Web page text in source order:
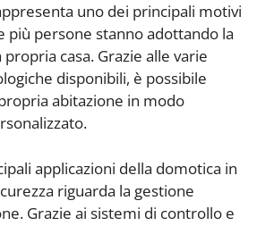
uno dei principali motivi
più persone stanno adottando la
casa. Grazie alle varie
disponibili, è possibile
abitazione in modo
applicazioni della domotica in
riguarda la gestione
Grazie ai sistemi di controllo e